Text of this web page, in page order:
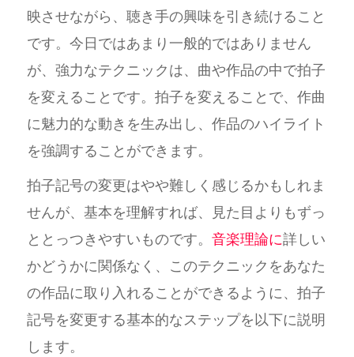
映させながら、聴き手の興味を引き続けること
です。今日ではあまり一般的ではありません
が、強力なテクニックは、曲や作品の中で拍子
を変えることです。拍子を変えることで、作曲
に魅力的な動きを生み出し、作品のハイライト
を強調することができます。
拍子記号の変更はやや難しく感じるかもしれま
せんが、基本を理解すれば、見た目よりもずっ
ととっつきやすいものです。 音楽理論に詳しい
かどうかに関係なく、このテクニックをあなた
の作品に取り入れることができるように、拍子
記号を変更する基本的なステップを以下に説明
します。